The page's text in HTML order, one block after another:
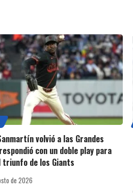
volvió a las Grandes
con un doble play para
triunfo de los Giants
de 2026